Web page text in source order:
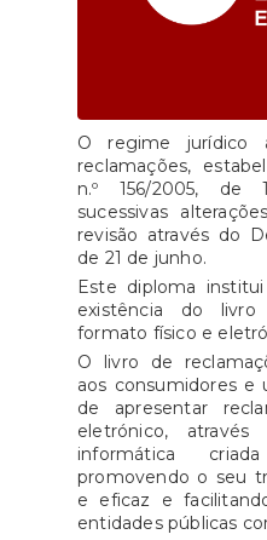
O regime jurídico
reclamações,
n.º 156/2005,
sucessivas
revisão através do
de 21 de junho.
Este diploma
existência do
formato físico e
O livro de
aos consumidores e
de apresentar
eletrónico,
informática
promovendo o seu
e eficaz e
entidades públicas